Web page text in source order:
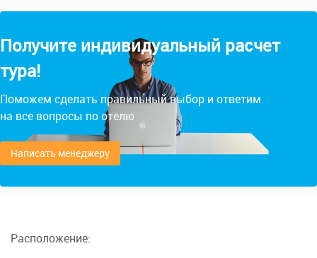
Получите индивидуальный расчет
тура!
Поможем сделать правильный выбор и ответим
на все вопросы по отелю
Написать менеджеру
Расположение: